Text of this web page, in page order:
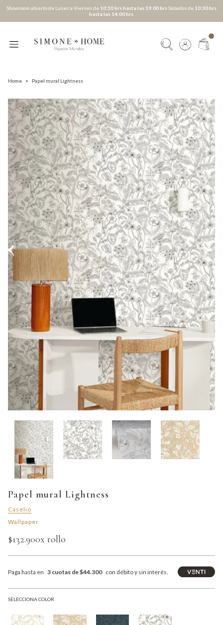
Showroom abierto de Lunes a Viernes de 10:30 hrs hasta las 19:00 hrsSábados de 10:30 hrs
hasta las 14:00 hrs
Home > Papel mural Lightness
Papel mural Lightness
Caselio
Wallpaper
$132.900x rollo
Paga hasta en 3 cuotas de $44.300 con débito y sin interés.
SELECCIONA COLOR